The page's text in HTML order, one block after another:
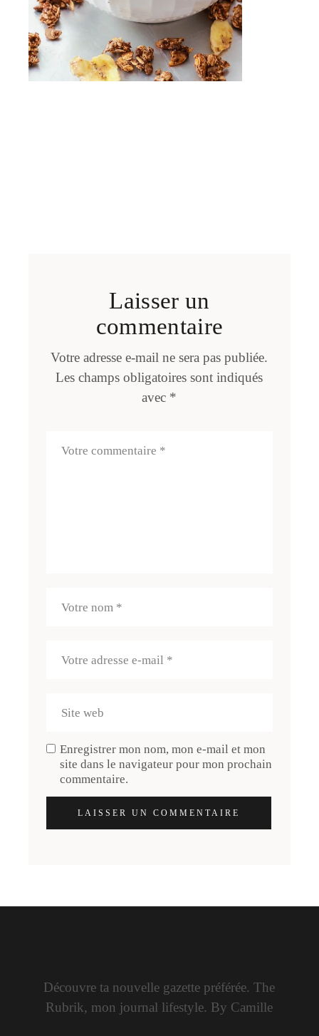
Laisser un
commentaire
Votre adresse e-mail ne sera pas publiée.
Les champs obligatoires sont indiqués
avec *
Enregistrer mon nom, mon e-mail et mon
site dans le navigateur pour mon prochain
commentaire.
LAISSER UN COMMENTAIRE
Découvre ta nouvelle gazette préférée. The
Rubrik, mon journal lifestyle. By Camille